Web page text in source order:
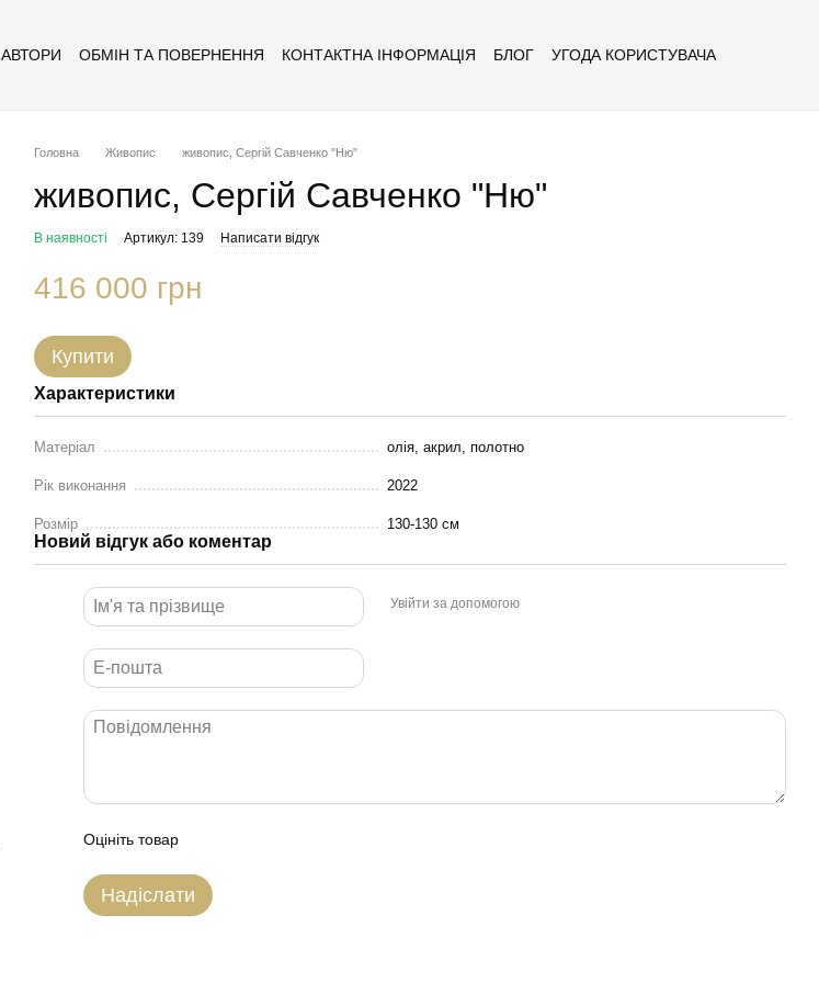
АВТОРИ ОБМІН ТА ПОВЕРНЕННЯ КОНТАКТНА ІНФОРМАЦІЯ БЛОГ УГОДА КОРИСТУВАЧА
Головна Живопис живопис, Сергій Савченко "Ню"
живопис, Сергій Савченко "Ню"
В наявності Артикул: 139 Написати відгук
416 000 грн
Купити
Характеристики
Матеріал олія, акрил, полотно
Рік виконання 2022
Розмір 130-130 см
Новий відгук або коментар
Увійти за допомогою
Оцініть товар
Надіслати